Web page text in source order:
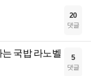
20
댓글
국밥 라노벨
5
댓글